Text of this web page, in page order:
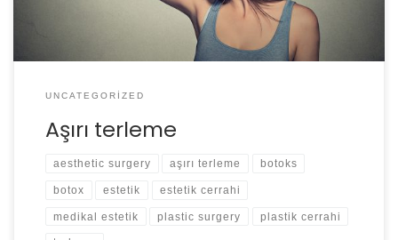
UNCATEGORIZED
Aşırı terleme
aesthetic surgery aşırı terleme botoks
botox estetik estetik cerrahi
medikal estetik plastic surgery plastik cerrahi